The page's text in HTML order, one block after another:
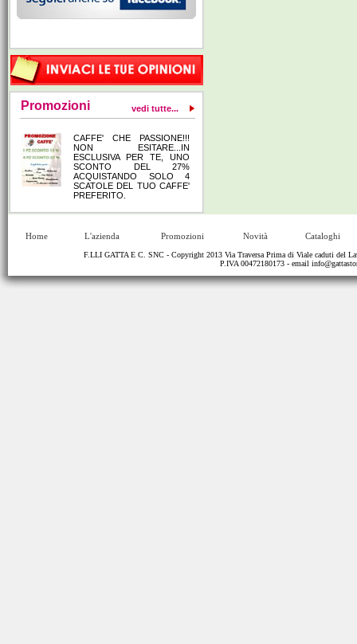
Promozioni vedi tutte...
CAFFE' CHE PASSIONE!!!
NON ESITARE...IN
ESCLUSIVA PER TE, UNO
SCONTO DEL 27%
ACQUISTANDO SOLO 4
SCATOLE DEL TUO CAFFE'
PREFERITO.
Home L'azienda Promozioni Novità Cataloghi
F.LLI GATTA E C. SNC - Copyright 2013 Via Traversa Prima di Viale caduti del
P.IVA 00472180173 - email